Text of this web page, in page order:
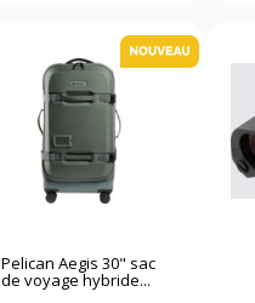
Pelican Aegis 30" sac
de voyage hybride...